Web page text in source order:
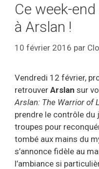
Ce week-
à Arslan !
10 février 2016 par
Vendredi 12 février,
retrouver Arslan sur
Arslan: The Warrior of
prendre le contrôle du
troupes pour
tombé aux mains du
s’annonce fidèle au
l’ambiance si